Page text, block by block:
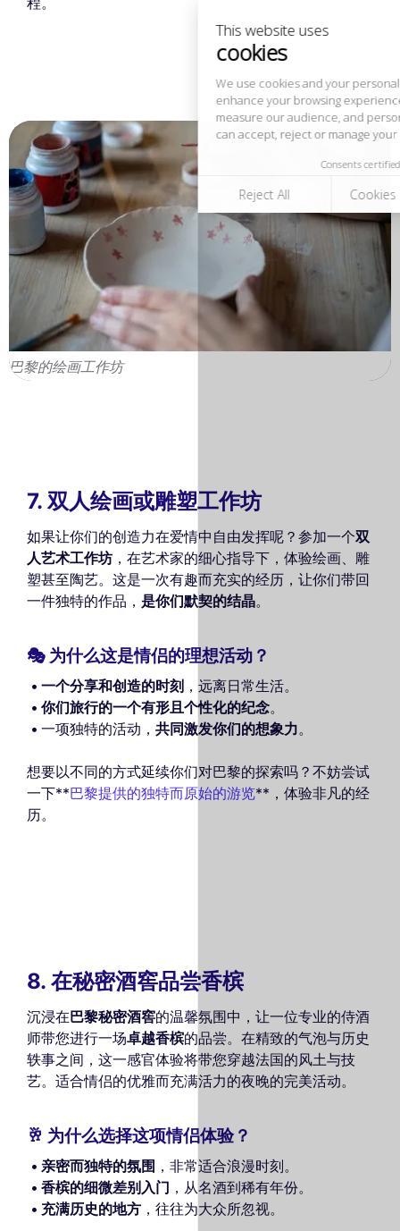
measure our audience, and personalize the ads shown to you. You
can accept, reject or manage your preferences at any time.
Cookies Settings Accept and close
巴黎的绘画工作坊
7. 双人绘画或雕塑工作坊
如果让你们的创造力在爱情中自由发挥呢？参加一个双
人艺术工作坊 ，在艺术家的细心指导下，体验绘画、雕
塑甚至陶艺。这是一次有趣而充实的经历，让你们带回
一件独特的作品， 是你们默契的结晶。
🎭 为什么这是情侣的理想活动？
一个分享和创造的时刻 ，远离日常生活。
你们旅行的一个有形且个性化的纪念。
一项独特的活动， 共同激发你们的想象力。
想要以不同的方式延续你们对巴黎的探索吗？不妨尝试
一下**巴黎提供的独特而原始的游览**，体验非凡的经
历。
8. 在秘密酒窖品尝香槟
沉浸在巴黎秘密酒窖的温馨氛围中，让一位专业的侍酒
师带您进行一场卓越香槟的品尝。在精致的气泡与历史
轶事之间，这一感官体验将带您穿越法国的风土与技
艺。适合情侣的优雅而充满活力的夜晚的完美活动。
🥂 为什么选择这项情侣体验？
亲密而独特的氛围 ，非常适合浪漫时刻。
香槟的细微差别入门 ，从名酒到稀有年份。
充满历史的地方 ，往往为大众所忽视。